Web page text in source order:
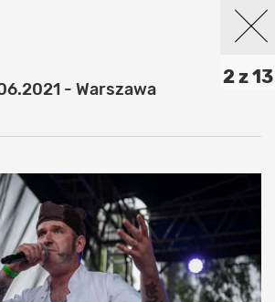
2 z 13
- Warszawa